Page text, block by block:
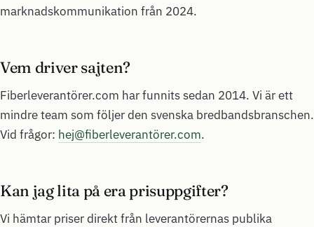
marknadskommunikation från 2024.
Vem driver sajten?
Fiberleverantörer.com har funnits sedan 2014. Vi är ett
mindre team som följer den svenska bredbandsbranschen.
Vid frågor: hej@fiberleverantörer.com.
Kan jag lita på era prisuppgifter?
Vi hämtar priser direkt från leverantörernas publika